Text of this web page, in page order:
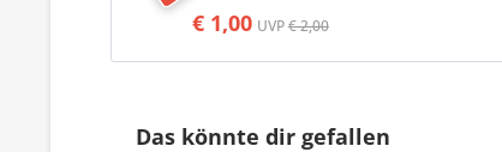
€ 1,00 UVP€ 2,00
Das könnte dir gefallen